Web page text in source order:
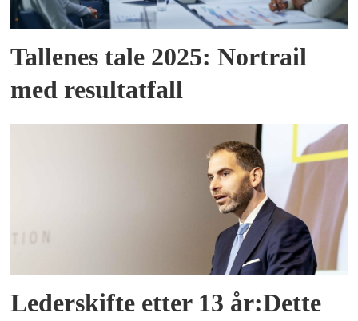
Tallenes tale 2025: Nortrail
med resultatfall
Lederskifte etter 13 år:Dette